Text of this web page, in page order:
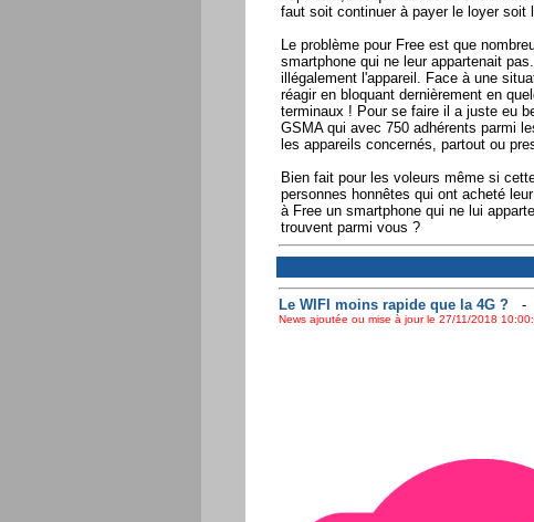
faut soit continuer à payer le loyer soit
Le problème pour Free est que
smartphone qui ne leur appartenait
illégalement l'appareil. Face à une
réagir en bloquant dernièrement en
terminaux ! Pour se faire il a juste eu
GSMA qui avec 750 adhérents parmi
les appareils concernés, partout ou
Bien fait pour les voleurs même si
personnes honnêtes qui ont acheté
à Free un smartphone qui ne lui
trouvent parmi vous ?
Le WIFI moins rapide que la 4G ?-
News ajoutée ou mise à jour le 27/11/2018